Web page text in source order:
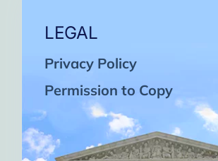
LEGAL
Privacy Policy
Permission to Copy